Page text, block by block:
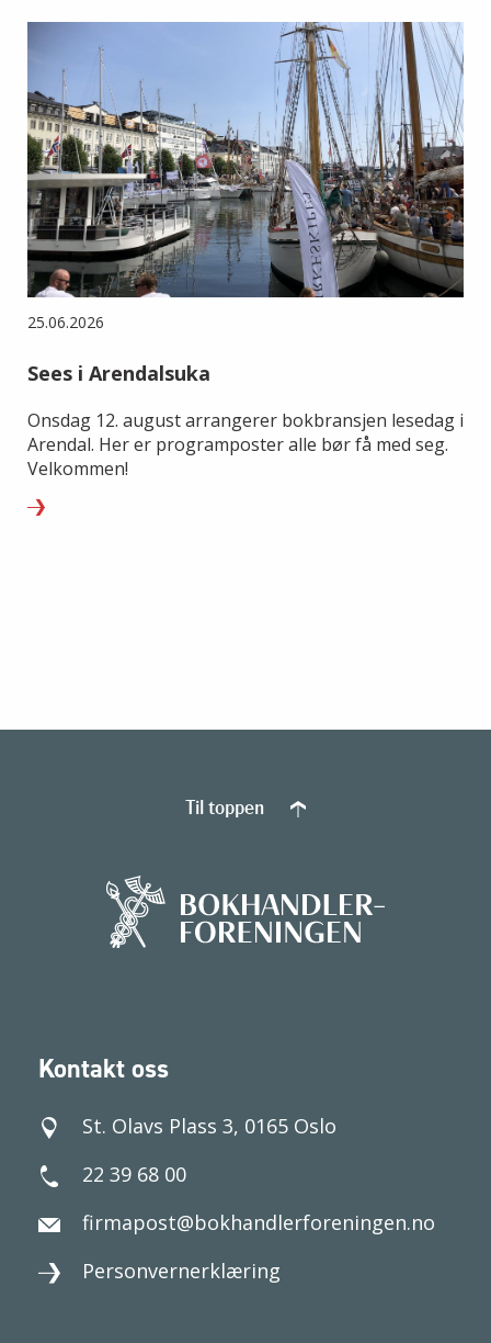
25.06.2026
Sees i Arendalsuka
Onsdag 12. august arrangerer bokbransjen lesedag i
Arendal. Her er programposter alle bør få med seg.
Velkommen!
Kontakt oss
St. Olavs Plass 3, 0165 Oslo
22 39 68 00
firmapost@bokhandlerforeningen.no
Personvernerklæring
Til toppen